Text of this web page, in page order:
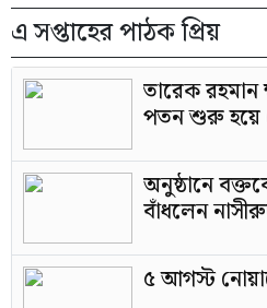
এ সপ্তাহের পাঠক প্রিয়
তারেক রহমান
পতন শুরু হয়ে
অনুষ্ঠানে
বাঁধলেন
৫ আগস্ট